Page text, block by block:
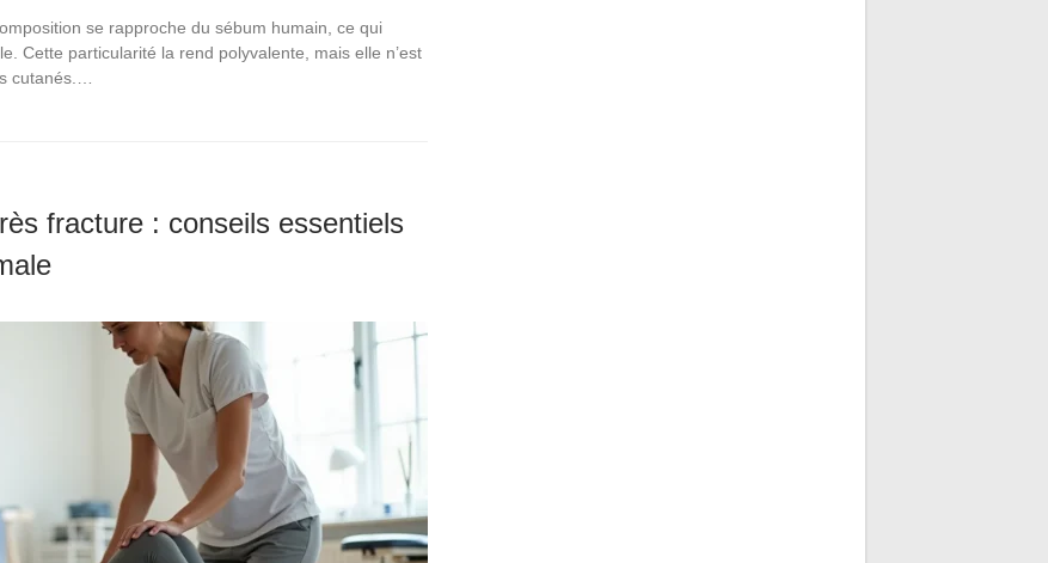
se rapproche du sébum humain, ce qui
Cette particularité la rend polyvalente, mais elle n’est
cutanés.…
fracture : conseils essentiels